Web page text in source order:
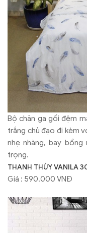
Bộ chăn ga gối đệm
trắng chủ đạo đi kèm
nhẹ nhàng, bay
trọng.
THANH THỦY VANILA
Giá : 590.000 VNĐ